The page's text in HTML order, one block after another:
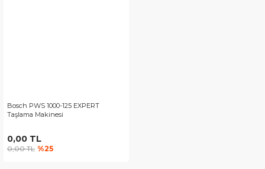
Bosch PWS 1000-125 EXPERT
Taşlama Makinesi
0,00 TL
0,00 TL %25